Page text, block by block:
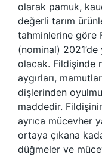
olarak pamuk,
değerli tarım
tahminlerine göre
(nominal)
olacak. Fildişinde
aygırları,
dişlerinden
maddedir.
ayrıca mücevher
ortaya çıkana
düğmeler ve